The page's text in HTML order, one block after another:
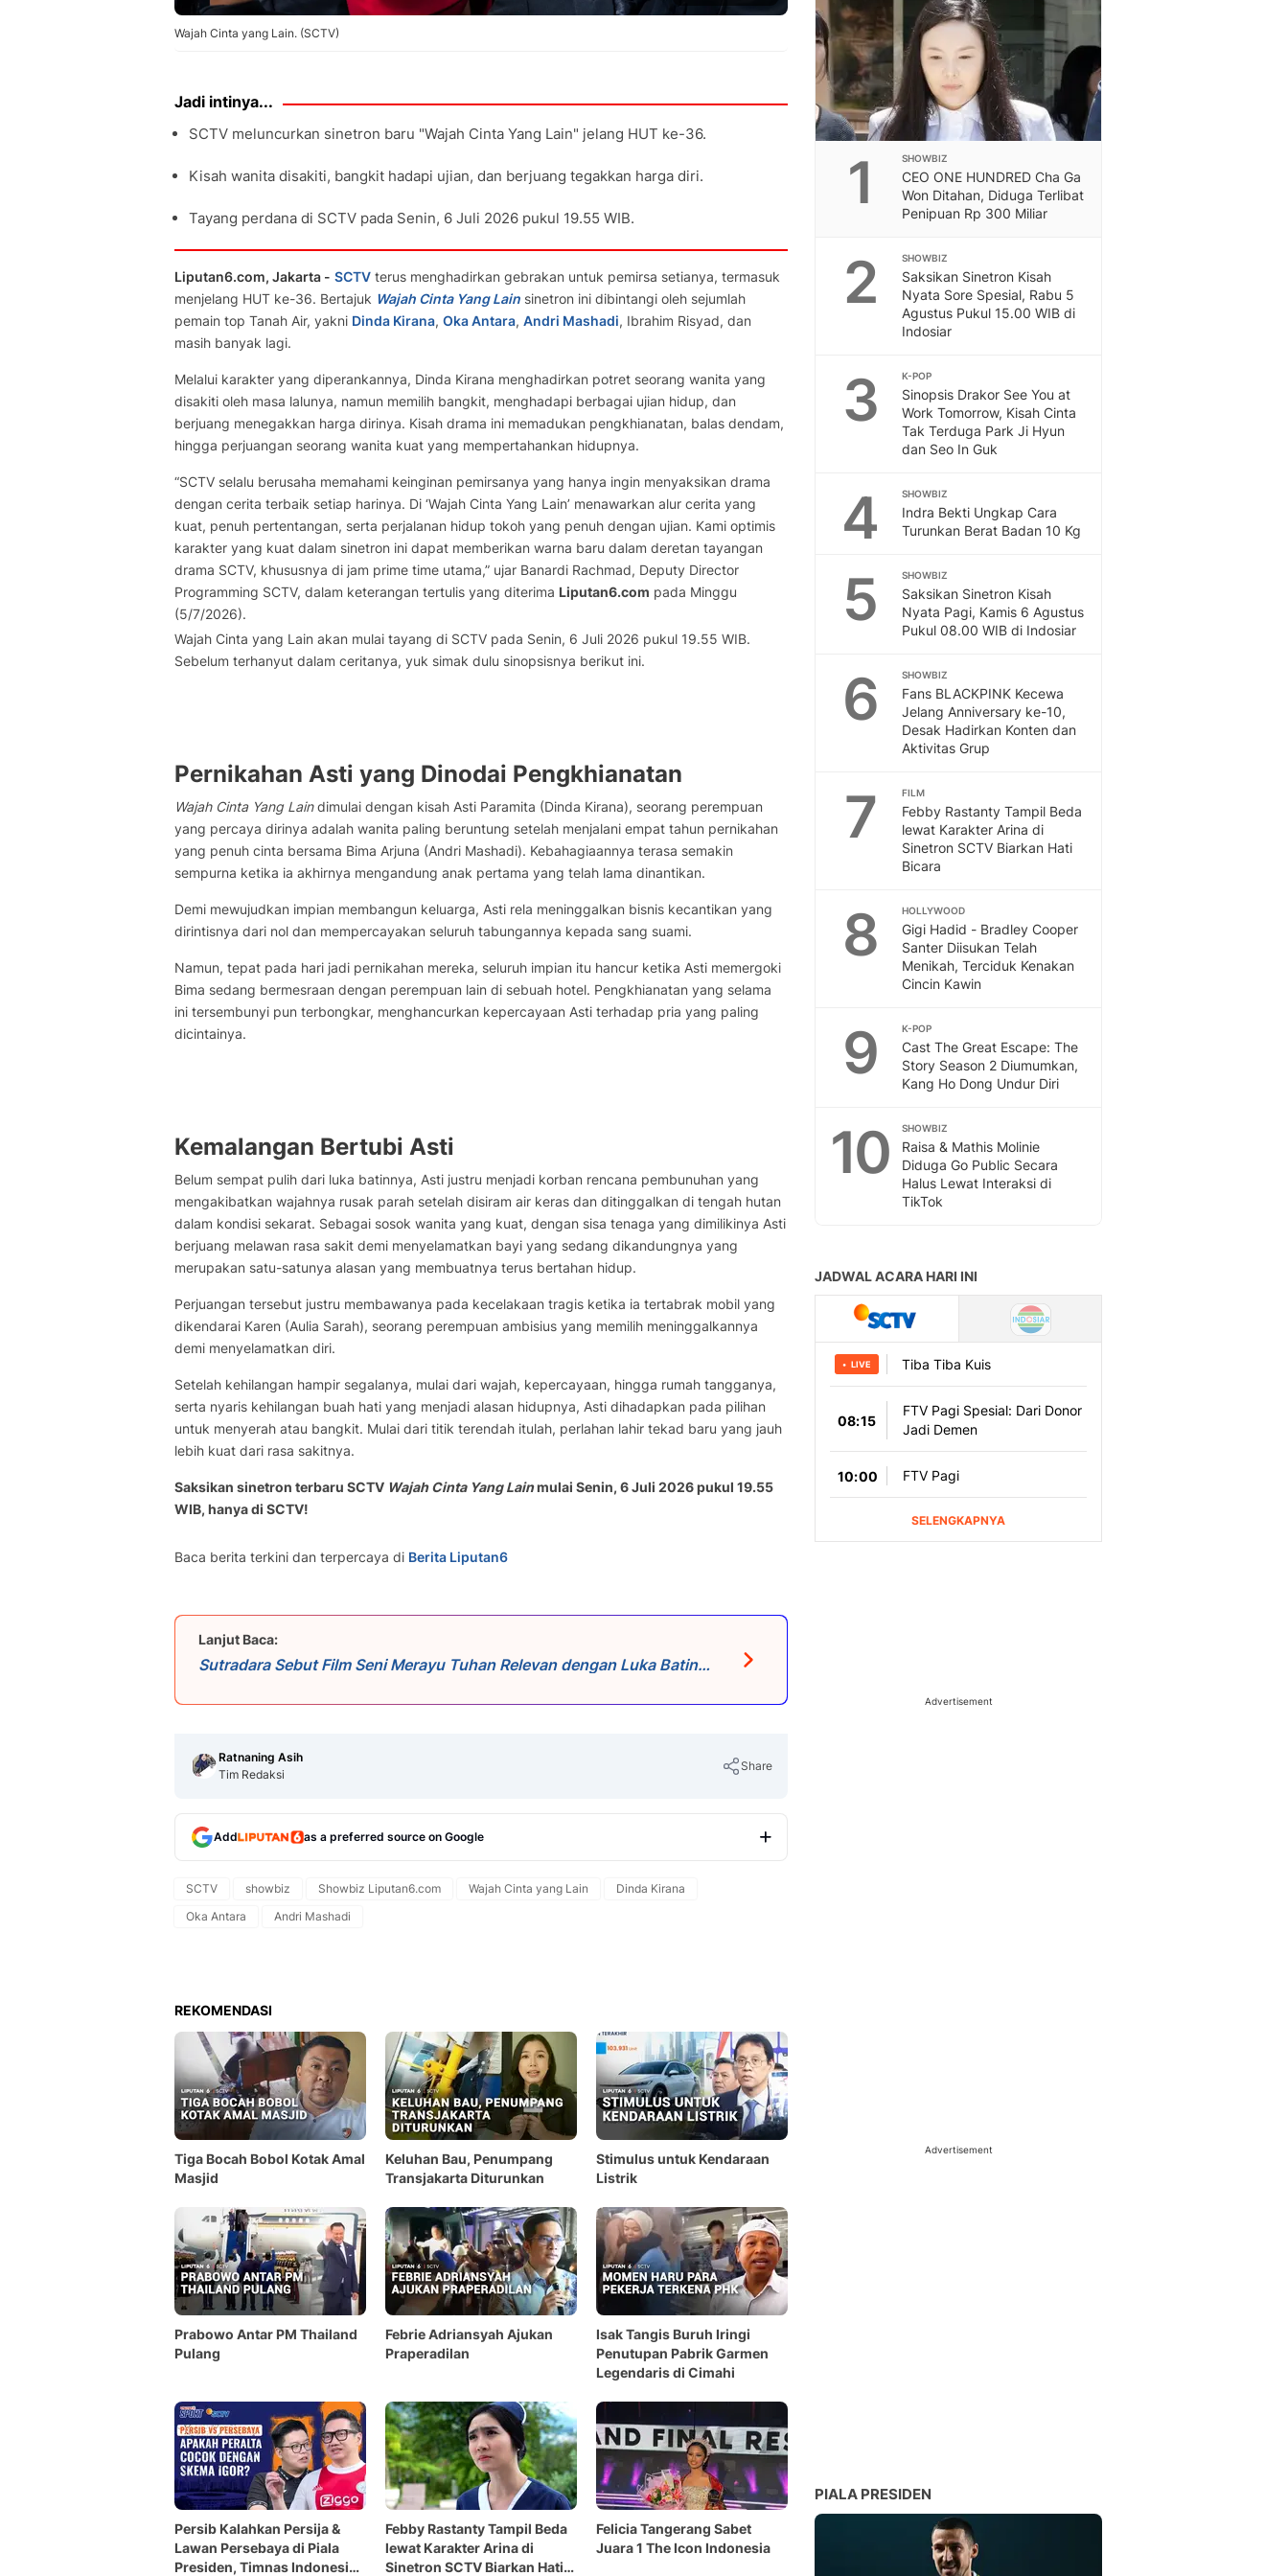
Wajah Cinta yang Lain. (SCTV)
Jadi intinya...
SCTV meluncurkan sinetron baru "Wajah Cinta Yang Lain" jelang HUT ke-36.
Kisah wanita disakiti, bangkit hadapi ujian, dan berjuang tegakkan harga diri.
Tayang perdana di SCTV pada Senin, 6 Juli 2026 pukul 19.55 WIB.
Liputan6.com, Jakarta - SCTV terus menghadirkan gebrakan untuk pemirsa setianya, termasuk
menjelang HUT ke-36. Bertajuk Wajah Cinta Yang Lain sinetron ini dibintangi oleh sejumlah
pemain top Tanah Air, yakni Dinda Kirana, Oka Antara, Andri Mashadi, Ibrahim Risyad, dan
masih banyak lagi.
Melalui karakter yang diperankannya, Dinda Kirana menghadirkan potret seorang wanita yang
disakiti oleh masa lalunya, namun memilih bangkit, menghadapi berbagai ujian hidup, dan
berjuang menegakkan harga dirinya. Kisah drama ini memadukan pengkhianatan, balas dendam,
hingga perjuangan seorang wanita kuat yang mempertahankan hidupnya.
“SCTV selalu berusaha memahami keinginan pemirsanya yang hanya ingin menyaksikan drama
dengan cerita terbaik setiap harinya. Di ‘Wajah Cinta Yang Lain’ menawarkan alur cerita yang
kuat, penuh pertentangan, serta perjalanan hidup tokoh yang penuh dengan ujian. Kami optimis
karakter yang kuat dalam sinetron ini dapat memberikan warna baru dalam deretan tayangan
drama SCTV, khususnya di jam prime time utama,” ujar Banardi Rachmad, Deputy Director
Programming SCTV, dalam keterangan tertulis yang diterima Liputan6.com pada Minggu
(5/7/2026).
Wajah Cinta yang Lain akan mulai tayang di SCTV pada Senin, 6 Juli 2026 pukul 19.55 WIB.
Sebelum terhanyut dalam ceritanya, yuk simak dulu sinopsisnya berikut ini.
Pernikahan Asti yang Dinodai Pengkhianatan
Wajah Cinta Yang Laindimulai dengan kisah Asti Paramita (Dinda Kirana), seorang perempuan
yang percaya dirinya adalah wanita paling beruntung setelah menjalani empat tahun pernikahan
yang penuh cinta bersama Bima Arjuna (Andri Mashadi). Kebahagiaannya terasa semakin
sempurna ketika ia akhirnya mengandung anak pertama yang telah lama dinantikan.
Demi mewujudkan impian membangun keluarga, Asti rela meninggalkan bisnis kecantikan yang
dirintisnya dari nol dan mempercayakan seluruh tabungannya kepada sang suami.
Namun, tepat pada hari jadi pernikahan mereka, seluruh impian itu hancur ketika Asti memergoki
Bima sedang bermesraan dengan perempuan lain di sebuah hotel. Pengkhianatan yang selama
ini tersembunyi pun terbongkar, menghancurkan kepercayaan Asti terhadap pria yang paling
dicintainya.
Kemalangan Bertubi Asti
Belum sempat pulih dari luka batinnya, Asti justru menjadi korban rencana pembunuhan yang
mengakibatkan wajahnya rusak parah setelah disiram air keras dan ditinggalkan di tengah hutan
dalam kondisi sekarat. Sebagai sosok wanita yang kuat, dengan sisa tenaga yang dimilikinya Asti
berjuang melawan rasa sakit demi menyelamatkan bayi yang sedang dikandungnya yang
merupakan satu-satunya alasan yang membuatnya terus bertahan hidup.
Perjuangan tersebut justru membawanya pada kecelakaan tragis ketika ia tertabrak mobil yang
dikendarai Karen (Aulia Sarah), seorang perempuan ambisius yang memilih meninggalkannya
demi menyelamatkan diri.
Setelah kehilangan hampir segalanya, mulai dari wajah, kepercayaan, hingga rumah tangganya,
serta nyaris kehilangan buah hati yang menjadi alasan hidupnya, Asti dihadapkan pada pilihan
untuk menyerah atau bangkit. Mulai dari titik terendah itulah, perlahan lahir tekad baru yang jauh
lebih kuat dari rasa sakitnya.
Saksikan sinetron terbaru SCTV Wajah Cinta Yang Lainmulai Senin, 6 Juli 2026 pukul 19.55
WIB, hanya di SCTV!
Baca berita terkini dan terpercaya di Berita Liputan6
Lanjut Baca:
Sutradara Sebut Film Seni Merayu Tuhan Relevan dengan Luka Batin
Ratnaning Asih
Tim Redaksi
Share
Add as a preferred source on Google
SCTV showbiz Showbiz Liputan6.com Wajah Cinta yang Lain
Dinda Kirana
Oka Antara
Andri Mashadi
REKOMENDASI
Tiga Bocah Bobol Kotak Amal
Masjid
Keluhan Bau, Penumpang
Transjakarta Diturunkan
Stimulus untuk Kendaraan
Listrik
Prabowo Antar PM Thailand
Pulang
Febrie Adriansyah Ajukan
Praperadilan
Isak Tangis Buruh Iringi
Penutupan Pabrik Garmen
Legendaris di Cimahi
Persib Kalahkan Persija &
Lawan Persebaya di Piala
Presiden, Timnas Indonesia
Febby Rastanty Tampil Beda
lewat Karakter Arina di
Sinetron SCTV Biarkan Hati
Felicia Tangerang Sabet
Juara 1 The Icon Indonesia
1 SHOWBIZ
CEO ONE HUNDRED Cha Ga
Won Ditahan, Diduga Terlibat
Penipuan Rp 300 Miliar
2 SHOWBIZ
Saksikan Sinetron Kisah
Nyata Sore Spesial, Rabu 5
Agustus Pukul 15.00 WIB di
Indosiar
3 K-POP
Sinopsis Drakor See You at
Work Tomorrow, Kisah Cinta
Tak Terduga Park Ji Hyun
dan Seo In Guk
4 SHOWBIZ
Indra Bekti Ungkap Cara
Turunkan Berat Badan 10 Kg
5 SHOWBIZ
Saksikan Sinetron Kisah
Nyata Pagi, Kamis 6 Agustus
Pukul 08.00 WIB di Indosiar
6 SHOWBIZ
Fans BLACKPINK Kecewa
Jelang Anniversary ke-10,
Desak Hadirkan Konten dan
Aktivitas Grup
7 FILM
Febby Rastanty Tampil Beda
lewat Karakter Arina di
Sinetron SCTV Biarkan Hati
Bicara
8 HOLLYWOOD
Gigi Hadid - Bradley Cooper
Santer Diisukan Telah
Menikah, Terciduk Kenakan
Cincin Kawin
9 K-POP
Cast The Great Escape: The
Story Season 2 Diumumkan,
Kang Ho Dong Undur Diri
10 SHOWBIZ
Raisa & Mathis Molinie
Diduga Go Public Secara
Halus Lewat Interaksi di
TikTok
Advertisement
Advertisement
PIALA PRESIDEN